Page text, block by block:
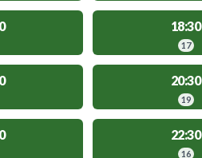
18:30
17
20:30
19
22:30
16